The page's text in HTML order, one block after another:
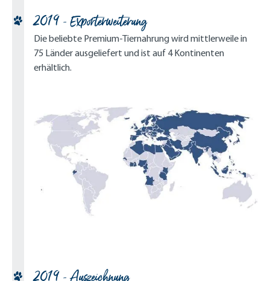
2019 - Exporterweiterung
Die beliebte Premium-Tiernahrung wird mittlerweile in
75 Länder ausgeliefert und ist auf 4 Kontinenten
erhältlich.